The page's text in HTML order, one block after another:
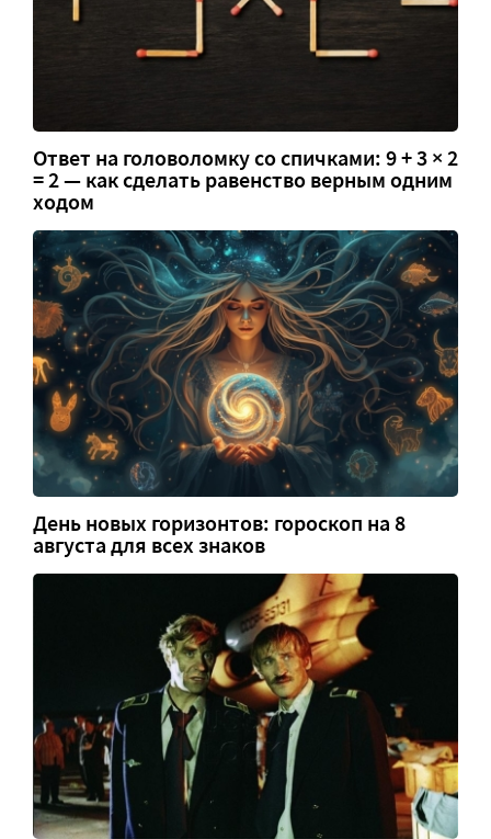
Ответ на головоломку со спичками: 9 + 3 × 2
= 2 — как сделать равенство верным одним
ходом
День новых горизонтов: гороскоп на 8
августа для всех знаков